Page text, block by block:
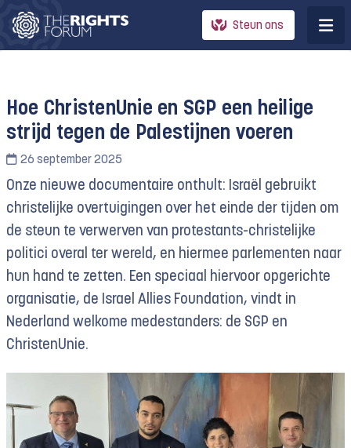
Steun ons
Hoe ChristenUnie en SGP een heilige
strijd tegen de Palestijnen voeren
26 september 2025
Onze nieuwe documentaire onthult: Israël gebruikt
christelijke overtuigingen over het einde der tijden om
de steun te verwerven van protestants-christelijke
politici overal ter wereld, en hiermee parlementen naar
hun hand te zetten. Een speciaal hiervoor opgerichte
organisatie, de Israel Allies Foundation, vindt in
Nederland welkome medestanders: de SGP en
ChristenUnie.